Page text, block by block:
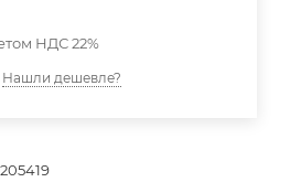
НДС 22%
Нашли дешевле?